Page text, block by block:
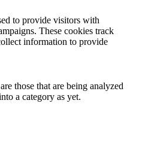
to provide visitors with
These cookies track
information to provide
those that are being analyzed
a category as yet.